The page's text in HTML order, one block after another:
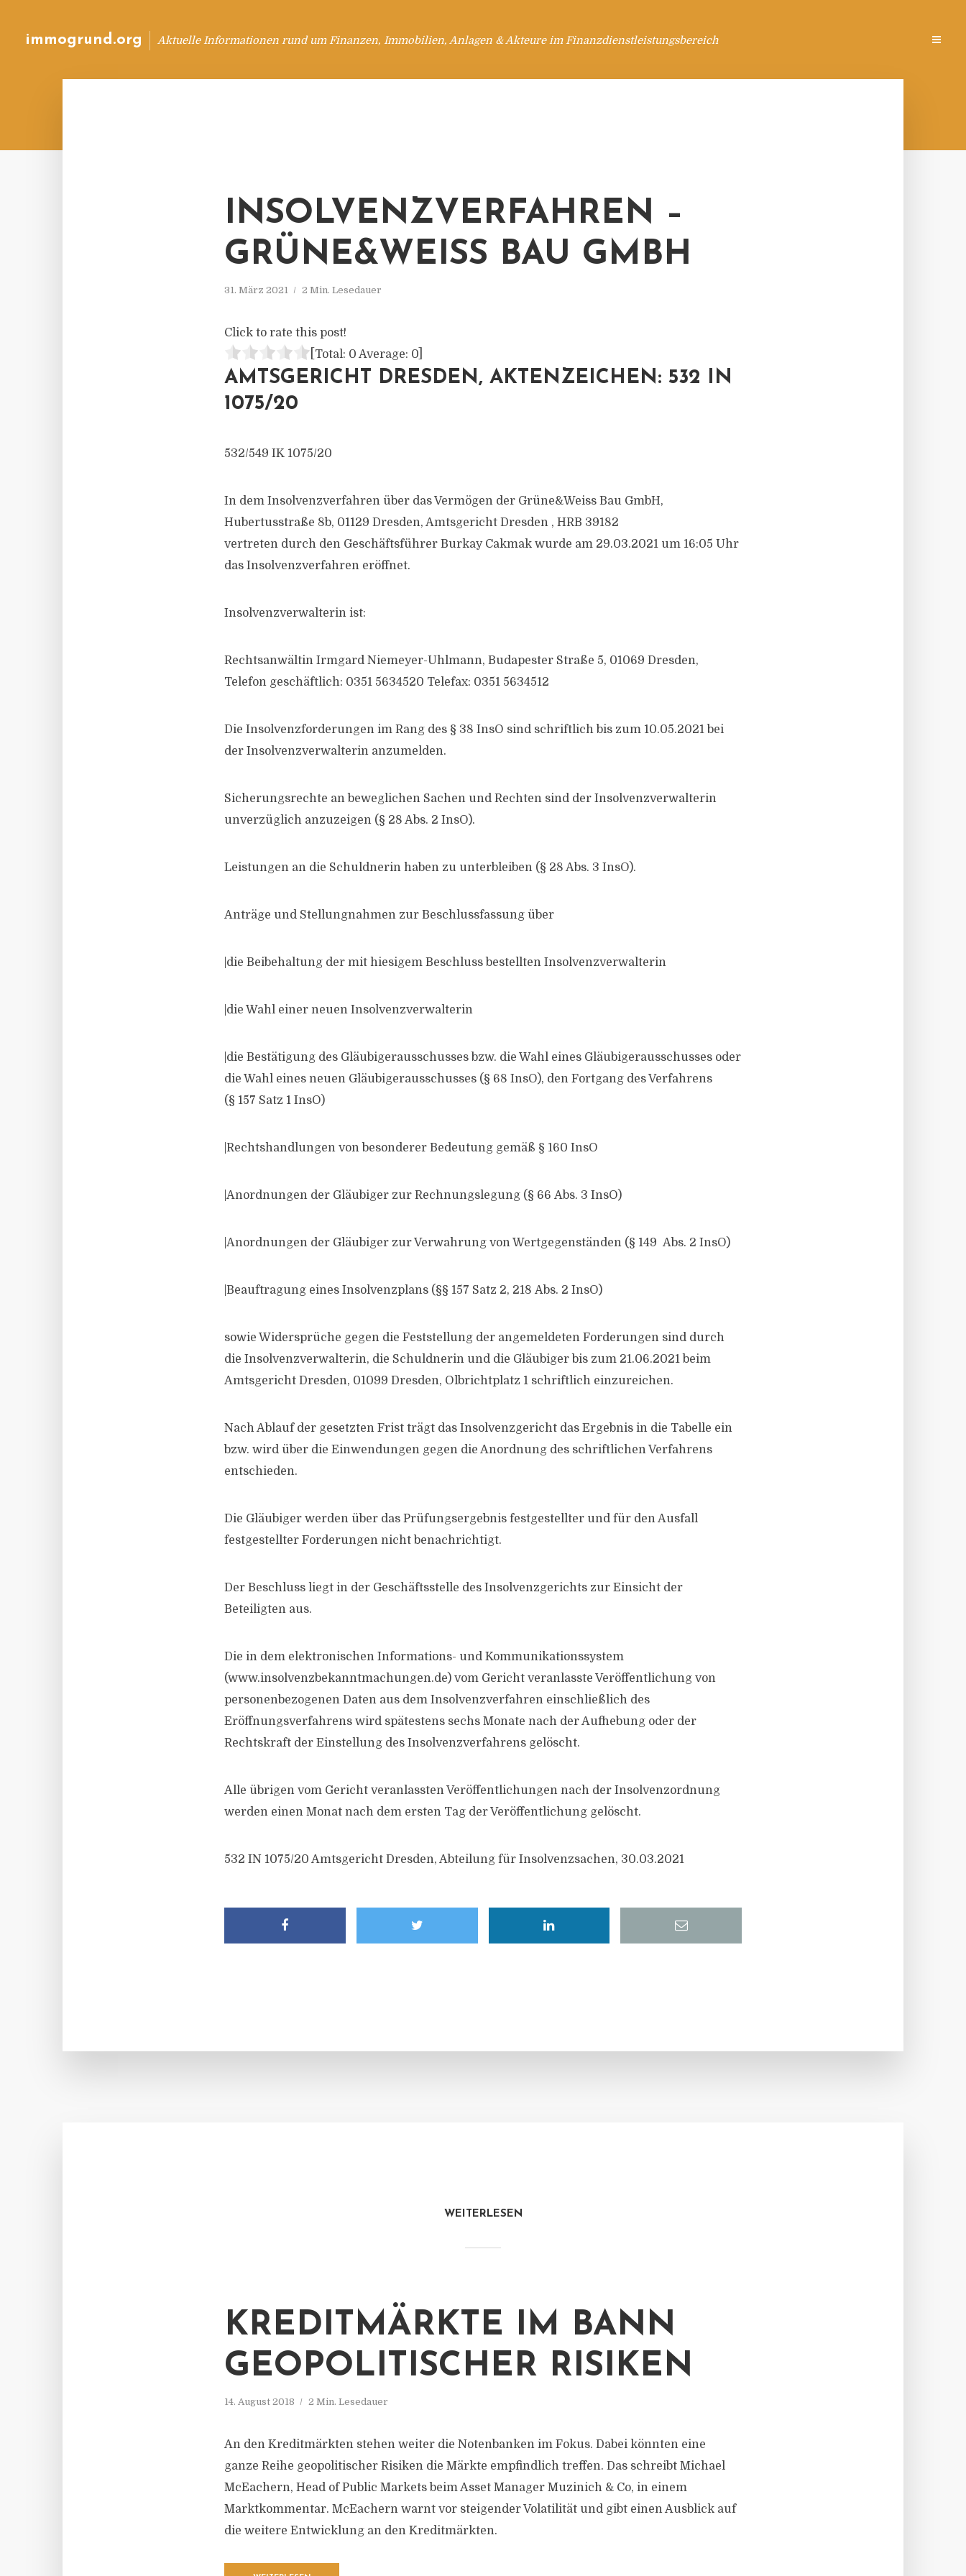
immogrund.org Aktuelle Informationen rund um Finanzen, Immobilien, Anlagen & Akteure im Finanzdienstleistungsbereich
INSOLVENZVERFAHREN –
GRÜNE&WEISS BAU GMBH
31. März 2021 2 Min. Lesedauer
Click to rate this post!
[Total: 0 Average: 0
AMTSGERICHT DRESDEN, AKTENZEICHEN: 532 IN
1075/20
532/549 IK 1075/20
In dem Insolvenzverfahren über das Vermögen der Grüne&Weiss Bau GmbH,
Hubertusstraße 8b, 01129 Dresden, Amtsgericht Dresden , HRB 39182
vertreten durch den Geschäftsführer Burkay Cakmak wurde am 29.03.2021 um 16:05 Uhr
das Insolvenzverfahren eröffnet.
Insolvenzverwalterin ist:
Rechtsanwältin Irmgard Niemeyer-Uhlmann, Budapester Straße 5, 01069 Dresden,
Telefon geschäftlich: 0351 5634520 Telefax: 0351 5634512
Die Insolvenzforderungen im Rang des § 38 InsO sind schriftlich bis zum 10.05.2021 bei
der Insolvenzverwalterin anzumelden.
Sicherungsrechte an beweglichen Sachen und Rechten sind der Insolvenzverwalterin
unverzüglich anzuzeigen (§ 28 Abs. 2 InsO).
Leistungen an die Schuldnerin haben zu unterbleiben (§ 28 Abs. 3 InsO).
Anträge und Stellungnahmen zur Beschlussfassung über
|die Beibehaltung der mit hiesigem Beschluss bestellten Insolvenzverwalterin
|die Wahl einer neuen Insolvenzverwalterin
|die Bestätigung des Gläubigerausschusses bzw. die Wahl eines Gläubigerausschusses oder
die Wahl eines neuen Gläubigerausschusses (§ 68 InsO), den Fortgang des Verfahrens
(§ 157 Satz 1 InsO)
|Rechtshandlungen von besonderer Bedeutung gemäß § 160 InsO
|Anordnungen der Gläubiger zur Rechnungslegung (§ 66 Abs. 3 InsO)
|Anordnungen der Gläubiger zur Verwahrung von Wertgegenständen (§ 149 Abs. 2 InsO)
|Beauftragung eines Insolvenzplans (§§ 157 Satz 2, 218 Abs. 2 InsO)
sowie Widersprüche gegen die Feststellung der angemeldeten Forderungen sind durch
die Insolvenzverwalterin, die Schuldnerin und die Gläubiger bis zum 21.06.2021 beim
Amtsgericht Dresden, 01099 Dresden, Olbrichtplatz 1 schriftlich einzureichen.
Nach Ablauf der gesetzten Frist trägt das Insolvenzgericht das Ergebnis in die Tabelle ein
bzw. wird über die Einwendungen gegen die Anordnung des schriftlichen Verfahrens
entschieden.
Die Gläubiger werden über das Prüfungsergebnis festgestellter und für den Ausfall
festgestellter Forderungen nicht benachrichtigt.
Der Beschluss liegt in der Geschäftsstelle des Insolvenzgerichts zur Einsicht der
Beteiligten aus.
Die in dem elektronischen Informations- und Kommunikationssystem
(www.insolvenzbekanntmachungen.de) vom Gericht veranlasste Veröffentlichung von
personenbezogenen Daten aus dem Insolvenzverfahren einschließlich des
Eröffnungsverfahrens wird spätestens sechs Monate nach der Aufhebung oder der
Rechtskraft der Einstellung des Insolvenzverfahrens gelöscht.
Alle übrigen vom Gericht veranlassten Veröffentlichungen nach der Insolvenzordnung
werden einen Monat nach dem ersten Tag der Veröffentlichung gelöscht.
532 IN 1075/20 Amtsgericht Dresden, Abteilung für Insolvenzsachen, 30.03.2021
WEITERLESEN
KREDITMÄRKTE IM BANN
GEOPOLITISCHER RISIKEN
14. August 2018 2 Min. Lesedauer
An den Kreditmärkten stehen weiter die Notenbanken im Fokus. Dabei könnten eine
ganze Reihe geopolitischer Risiken die Märkte empfindlich treffen. Das schreibt Michael
McEachern, Head of Public Markets beim Asset Manager Muzinich & Co, in einem
Marktkommentar. McEachern warnt vor steigender Volatilität und gibt einen Ausblick auf
die weitere Entwicklung an den Kreditmärkten.